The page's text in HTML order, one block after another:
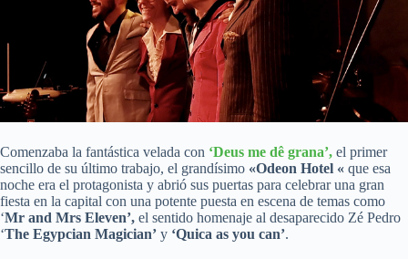
Comenzaba la fantástica velada con ‘Deus me dê grana’, el primer
sencillo de su último trabajo, el grandísimo «Odeon Hotel « que esa
noche era el protagonista y abrió sus puertas para celebrar una gran
fiesta en la capital con una potente puesta en escena de temas como
‘Mr and Mrs Eleven’, el sentido homenaje al desaparecido Zé Pedro
‘The Egypcian Magician’ y ‘Quica as you can’.